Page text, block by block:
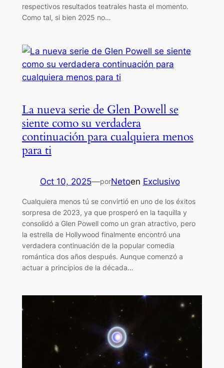
respectivos resultados teatrales hasta el momento.
Como tal, si bien 2025 no…
La nueva serie de Glen Powell se
siente como su verdadera
continuación para cualquiera menos
para ti
Oct 10, 2025—porNetoen Exclusivo
Cualquiera menos tú se convirtió en uno de los éxitos
sorpresa de 2023, ya que prosperó en la taquilla y
consolidó a Glen Powell como un gran atractivo, pero
la estrella de Hollywood finalmente encontró una
verdadera continuación de la popular comedia
romántica dos años después. Aunque comenzó a
actuar a principios de la década…